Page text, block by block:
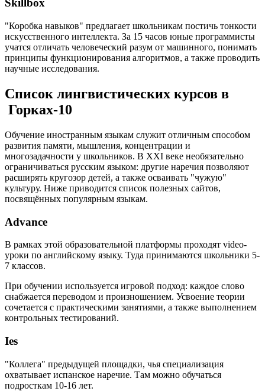
Skillbox
"Коробка навыков" предлагает школьникам постичь тонкости
искусственного интеллекта. За 15 часов юные программисты
учатся отличать человеческий разум от машинного, понимать
принципы функционирования алгоритмов, а также проводить
научные исследования.
Список лингвистических курсов в
Горках-10
Обучение иностранным языкам служит отличным способом
развития памяти, мышления, концентрации и
многозадачности у школьников. В XXI веке необязательно
ограничиваться русским языком: другие наречия позволяют
расширять кругозор детей, а также осваивать "чужую"
культуру. Ниже приводится список полезных сайтов,
посвящённых популярным языкам.
Advance
В рамках этой образовательной платформы проходят video-
уроки по английскому языку. Туда принимаются школьники 5-
7 классов.
При обучении используется игровой подход: каждое слово
снабжается переводом и произношением. Усвоение теории
сочетается с практическими занятиями, а также выполнением
контрольных тестирований.
Ies
"Коллега" предыдущей площадки, чья специализация
охватывает испанское наречие. Там можно обучаться
подросткам 10-16 лет.